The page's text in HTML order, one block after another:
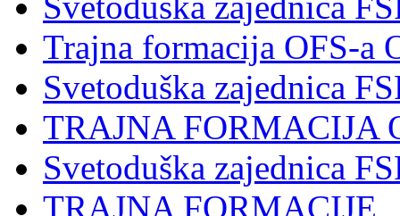
Trajna formacija OFS-a
Svetoduška zajednica
TRAJNA FORMACIJA
Svetoduška zajednica
TRAJNA FORMACIJE